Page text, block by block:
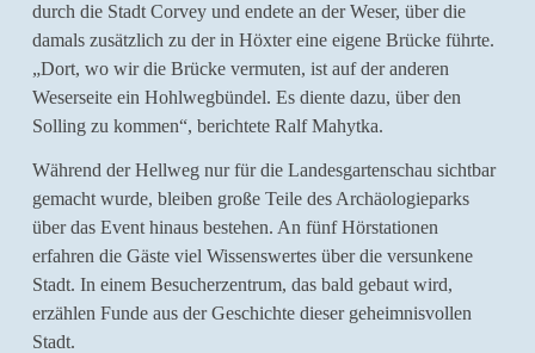
durch die Stadt Corvey und endete an der Weser, über die
damals zusätzlich zu der in Höxter eine eigene Brücke führte.
„Dort, wo wir die Brücke vermuten, ist auf der anderen
Weserseite ein Hohlwegbündel. Es diente dazu, über den
Solling zu kommen“, berichtete Ralf Mahytka.
Während der Hellweg nur für die Landesgartenschau sichtbar
gemacht wurde, bleiben große Teile des Archäologieparks
über das Event hinaus bestehen. An fünf Hörstationen
erfahren die Gäste viel Wissenswertes über die versunkene
Stadt. In einem Besucherzentrum, das bald gebaut wird,
erzählen Funde aus der Geschichte dieser geheimnisvollen
Stadt.